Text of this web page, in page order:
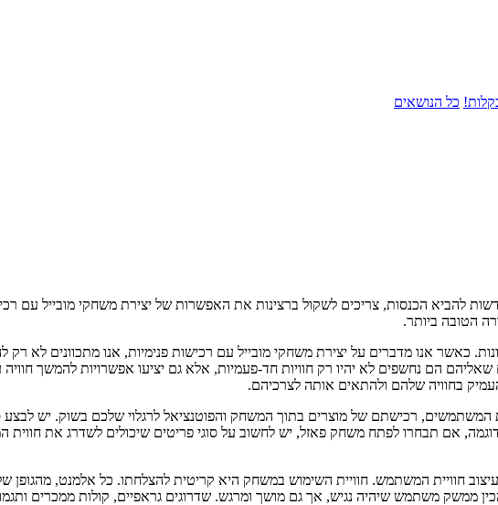
כל הנושאים
להביא הכנסות, צריכים לשקול ברצינות את האפשרות של יצירת משחקי מובייל עם
הטובה ביותר.
כאשר אנו מדברים על יצירת משחקי מובייל עם רכישות פנימיות, אנו מתכוונים
הם נחשפים לא יהיו רק חוויות חד-פעמיות, אלא גם יציעו אפשרויות להמשך
בחוויה שלהם ולהתאים אותה לצרכיהם.
רכישתם של מוצרים בתוך המשחק והפוטנציאל לרגלוי שלכם בשוק. יש לבצע
אם תבחרו לפתח משחק פאזל, יש לחשוב על סוגי פריטים שיכולים לשדרג את חווית
חוויית המשתמש. חוויית השימוש במשחק היא קריטית להצלחתו. כל אלמנט, מהגופן
ממשק משתמש שיהיה נגיש, אך גם מושך ומרגש. שדרוגים גראפיים, קולות ממכרים